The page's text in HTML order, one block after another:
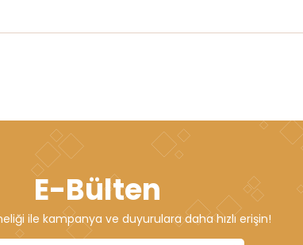
E-Bülten
ile kampanya ve duyurulara daha hızlı erişin!